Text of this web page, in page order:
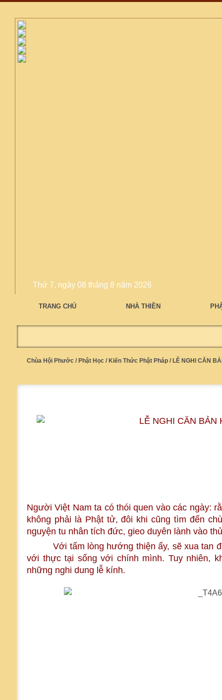
Thứ 7, ngày 08 tháng 8 năm 2026
TRANG CHỦ NHÀ THIỀN
Chùa Hội Phước / Phật Học / Kiến Thức Phật Pháp / LỄ NGHI CĂN
Người Việt Nam ta có thói quen vào các ngày:
không phải là Phật tử, đôi khi cũng tìm đến
nguyện tu nhân tích đức, gieo duyên lành vào
Với tấm lòng hướng thiện ấy, sẽ xua tan đi
với thực tại sống với chính mình. Tuy nhiên,
những nghi dung lễ kính.